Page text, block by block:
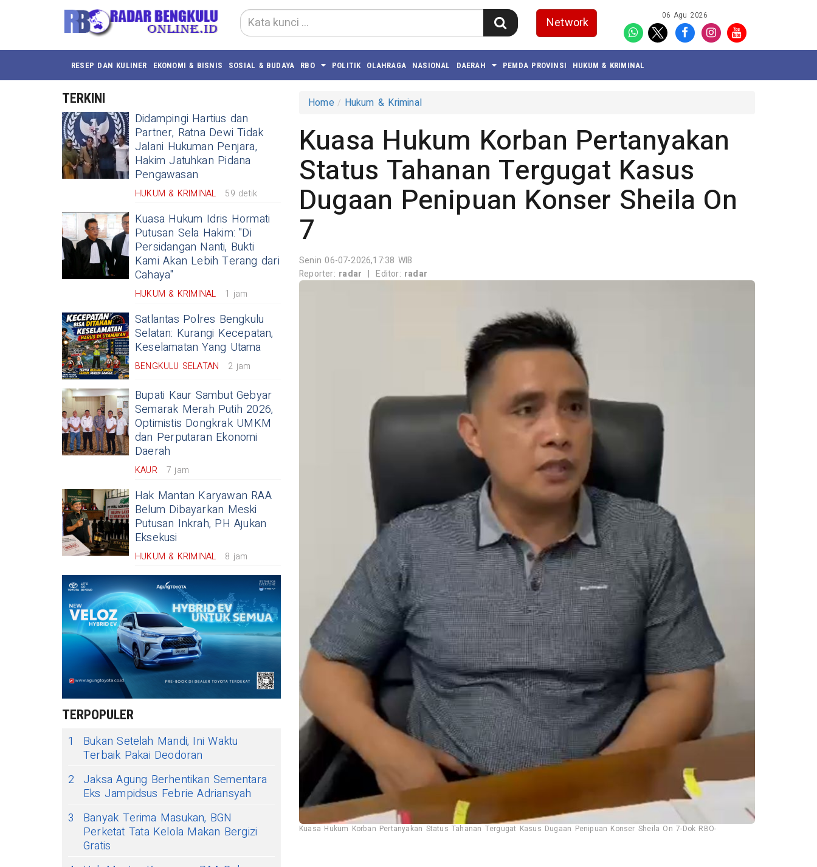
Network 06 Agu 2026
RESEP DAN KULINER EKONOMI & BISNIS SOSIAL & BUDAYA RBO POLITIK OLAHRAGA NASIONAL DAERAH PEMDA PROVINSI HUKUM & KRIMINAL
TERKINI
Didampingi Hartius dan
Partner, Ratna Dewi Tidak
Jalani Hukuman Penjara,
Hakim Jatuhkan Pidana
Pengawasan
HUKUM & KRIMINAL 59 detik
Kuasa Hukum Idris Hormati
Putusan Sela Hakim: "Di
Persidangan Nanti, Bukti
Kami Akan Lebih Terang dari
Cahaya"
HUKUM & KRIMINAL 1 jam
Satlantas Polres Bengkulu
Selatan: Kurangi Kecepatan,
Keselamatan Yang Utama
BENGKULU SELATAN 2 jam
Bupati Kaur Sambut Gebyar
Semarak Merah Putih 2026,
Optimistis Dongkrak UMKM
dan Perputaran Ekonomi
Daerah
KAUR 7 jam
Hak Mantan Karyawan RAA
Belum Dibayarkan Meski
Putusan Inkrah, PH Ajukan
Eksekusi
HUKUM & KRIMINAL 8 jam
TERPOPULER
1
Bukan Setelah Mandi, Ini Waktu
Terbaik Pakai Deodoran
2 Jaksa Agung Berhentikan Sementara
Eks Jampidsus Febrie Adriansyah
3
Banyak Terima Masukan, BGN
Perketat Tata Kelola Makan Bergizi
Gratis
Home Hukum & Kriminal
Kuasa Hukum Korban Pertanyakan
Status Tahanan Tergugat Kasus
Dugaan Penipuan Konser Sheila On
7
Senin 06-07-2026,17:38 WIB
Reporter: radar | Editor: radar
Kuasa Hukum Korban Pertanyakan Status Tahanan Tergugat Kasus Dugaan Penipuan Konser Sheila On 7-Dok RBO-